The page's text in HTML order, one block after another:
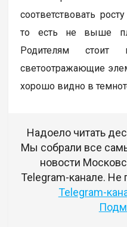
соответствовать
то есть не выше
Родителям стоит
светоотражающие
хорошо видно в
Надоело читать
Мы собрали все
новости
Telegram-канале. Не
Telegram-